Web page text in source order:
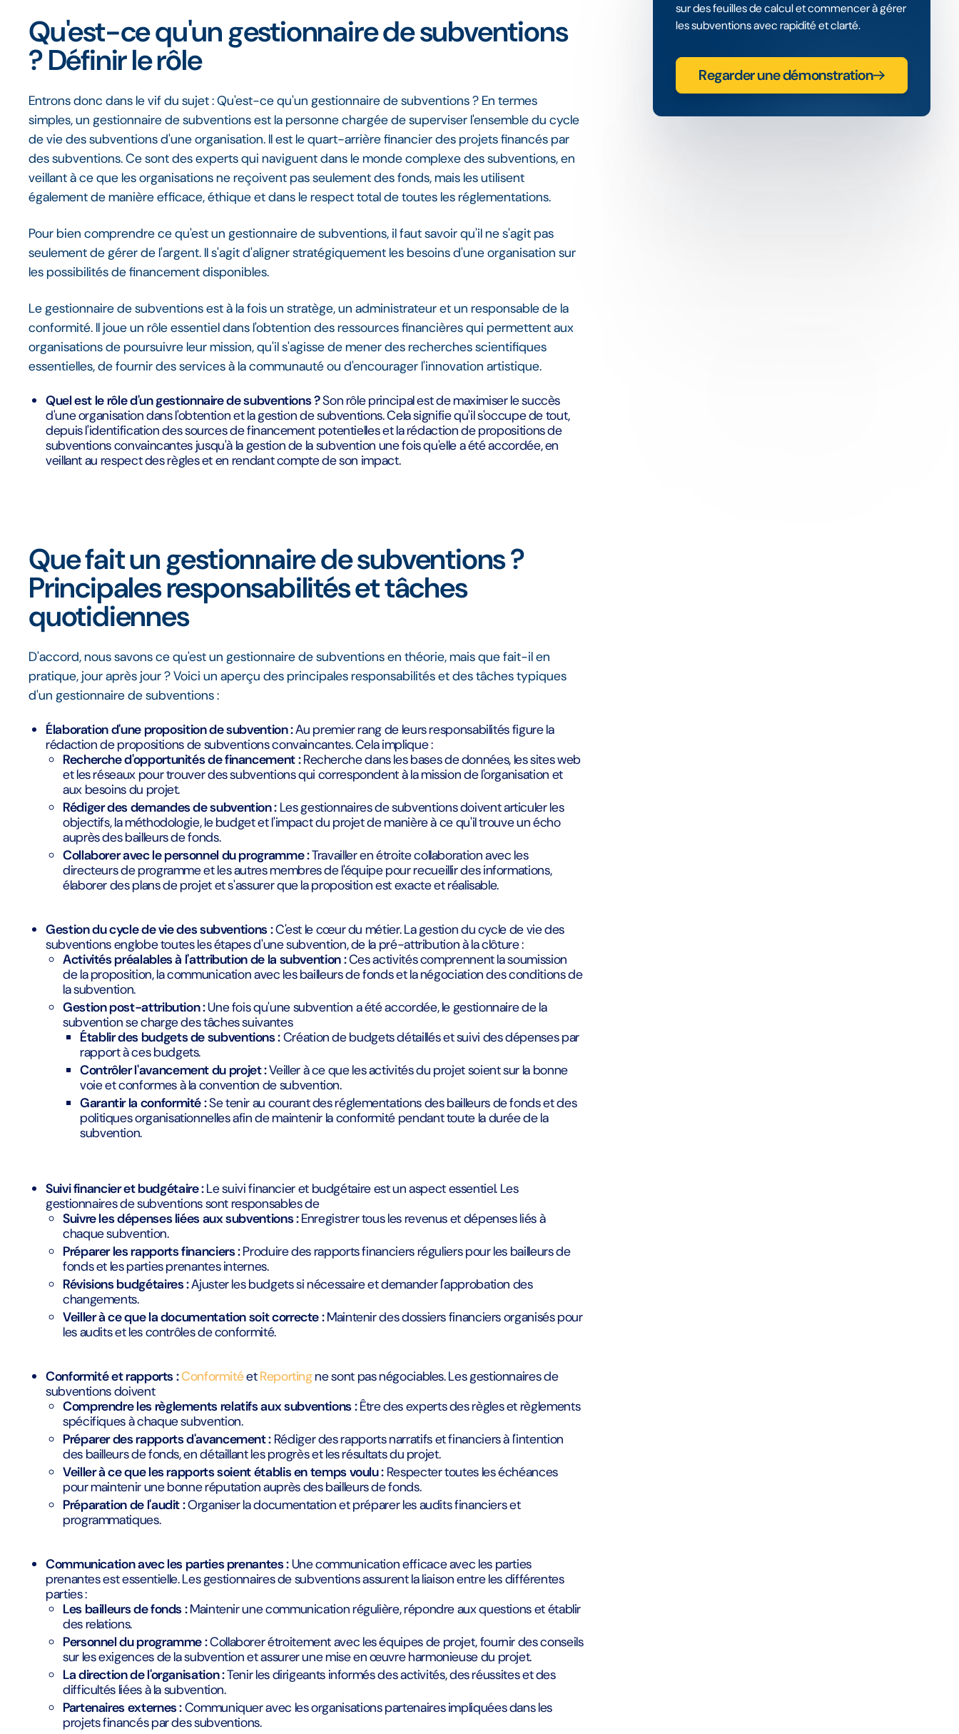
Qu'est-ce qu'un gestionnaire de subventions
? Définir le rôle
Entrons donc dans le vif du sujet : Qu'est-ce qu'un gestionnaire de subventions ? En termes
simples, un gestionnaire de subventions est la personne chargée de superviser l'ensemble du cycle
de vie des subventions d'une organisation. Il est le quart-arrière financier des projets financés par
des subventions. Ce sont des experts qui naviguent dans le monde complexe des subventions, en
veillant à ce que les organisations ne reçoivent pas seulement des fonds, mais les utilisent
également de manière efficace, éthique et dans le respect total de toutes les réglementations.
Pour bien comprendre ce qu'est un gestionnaire de subventions, il faut savoir qu'il ne s'agit pas
seulement de gérer de l'argent. Il s'agit d'aligner stratégiquement les besoins d'une organisation sur
les possibilités de financement disponibles.
Le gestionnaire de subventions est à la fois un stratège, un administrateur et un responsable de la
conformité. Il joue un rôle essentiel dans l'obtention des ressources financières qui permettent aux
organisations de poursuivre leur mission, qu'il s'agisse de mener des recherches scientifiques
essentielles, de fournir des services à la communauté ou d'encourager l'innovation artistique.
Quel est le rôle d'un gestionnaire de subventions ?Son rôle principal est de maximiser le succès
d'une organisation dans l'obtention et la gestion de subventions. Cela signifie qu'il s'occupe de tout,
depuis l'identification des sources de financement potentielles et la rédaction de propositions de
subventions convaincantes jusqu'à la gestion de la subvention une fois qu'elle a été accordée, en
veillant au respect des règles et en rendant compte de son impact.
Que fait un gestionnaire de subventions ?
Principales responsabilités et tâches
quotidiennes
D'accord, nous savons ce qu'est un gestionnaire de subventions en théorie, mais que fait-il en
pratique, jour après jour ? Voici un aperçu des principales responsabilités et des tâches typiques
d'un gestionnaire de subventions :
Élaboration d'une proposition de subvention :Au premier rang de leurs responsabilités figure la
rédaction de propositions de subventions convaincantes. Cela implique :
Recherche d'opportunités de financement :Recherche dans les bases de données, les sites web
et les réseaux pour trouver des subventions qui correspondent à la mission de l'organisation et
aux besoins du projet.
Rédiger des demandes de subvention : Les gestionnaires de subventions doivent articuler les
objectifs, la méthodologie, le budget et l'impact du projet de manière à ce qu'il trouve un écho
auprès des bailleurs de fonds.
Collaborer avec le personnel du programme :Travailler en étroite collaboration avec les
directeurs de programme et les autres membres de l'équipe pour recueillir des informations,
élaborer des plans de projet et s'assurer que la proposition est exacte et réalisable.
Gestion du cycle de vie des subventions :C'est le cœur du métier. La gestion du cycle de vie des
subventions englobe toutes les étapes d'une subvention, de la pré-attribution à la clôture :
Activités préalables à l'attribution de la subvention :Ces activités comprennent la soumission
de la proposition, la communication avec les bailleurs de fonds et la négociation des conditions de
la subvention.
Gestion post-attribution :Une fois qu'une subvention a été accordée, le gestionnaire de la
subvention se charge des tâches suivantes
Établir des budgets de subventions :Création de budgets détaillés et suivi des dépenses par
rapport à ces budgets.
Contrôler l'avancement du projet :Veiller à ce que les activités du projet soient sur la bonne
voie et conformes à la convention de subvention.
Garantir la conformité :Se tenir au courant des réglementations des bailleurs de fonds et des
politiques organisationnelles afin de maintenir la conformité pendant toute la durée de la
subvention.
Suivi financier et budgétaire :Le suivi financier et budgétaire est un aspect essentiel. Les
gestionnaires de subventions sont responsables de
Suivre les dépenses liées aux subventions :Enregistrer tous les revenus et dépenses liés à
chaque subvention.
Préparer les rapports financiers :Produire des rapports financiers réguliers pour les bailleurs de
fonds et les parties prenantes internes.
Révisions budgétaires :Ajuster les budgets si nécessaire et demander l'approbation des
changements.
Veiller à ce que la documentation soit correcte :Maintenir des dossiers financiers organisés pour
les audits et les contrôles de conformité.
Conformité et rapports :ConformitéetReportingne sont pas négociables. Les gestionnaires de
subventions doivent
Comprendre les règlements relatifs aux subventions :Être des experts des règles et règlements
spécifiques à chaque subvention.
Préparer des rapports d'avancement : Rédiger des rapports narratifs et financiers à l'intention
des bailleurs de fonds, en détaillant les progrès et les résultats du projet.
Veiller à ce que les rapports soient établis en temps voulu : Respecter toutes les échéances
pour maintenir une bonne réputation auprès des bailleurs de fonds.
Préparation de l'audit :Organiser la documentation et préparer les audits financiers et
programmatiques.
Communication avec les parties prenantes :Une communication efficace avec les parties
prenantes est essentielle. Les gestionnaires de subventions assurent la liaison entre les différentes
parties :
Les bailleurs de fonds :Maintenir une communication régulière, répondre aux questions et établir
des relations.
Personnel du programme :Collaborer étroitement avec les équipes de projet, fournir des conseils
sur les exigences de la subvention et assurer une mise en œuvre harmonieuse du projet.
La direction de l'organisation :Tenir les dirigeants informés des activités, des réussites et des
difficultés liées à la subvention.
Partenaires externes :Communiquer avec les organisations partenaires impliquées dans les
projets financés par des subventions.
sur des feuilles de calcul et commencer à gérer
les subventions avec rapidité et clarté.
Regarder une démonstration